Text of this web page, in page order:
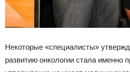
Некоторые «специалисты»
развитию онкологии стала